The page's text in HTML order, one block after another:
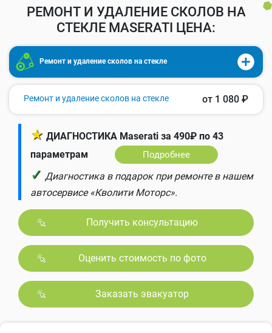
РЕМОНТ И УДАЛЕНИЕ СКОЛОВ НА
СТЕКЛЕ MASERATI ЦЕНА:
Ремонт и удаление сколов на стекле
Ремонт и удаление сколов на стекле от 1 080 ₽
★ ДИАГНОСТИКА Maserati за 490₽ по 43
параметрам
Подробнее
✓ Диагностика в подарок при ремонте в нашем
автосервисе «Кволити Моторс».
Получить консультацию
Оценить стоимость по фото
Заказать эвакуатор